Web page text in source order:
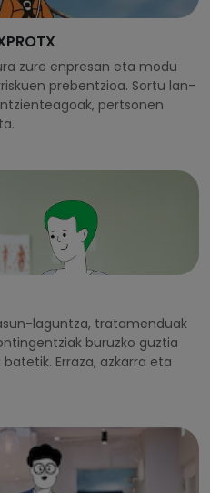
zure enpresan eta modu
prebentzioa. Sortu lan-
pertsonen
laguntza, tratamenduak
buruzko guztia
Erraza, azkarra eta